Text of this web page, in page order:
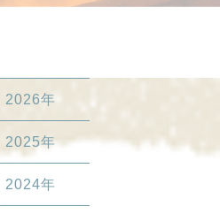
2026年
2025年
2024年